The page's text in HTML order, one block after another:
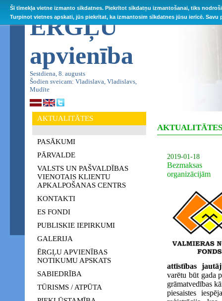
Šī tīmekļa vietne izmanto sīkdatnes. Piekrītot sīkdatņu izmantošanai, tiks
Turpinot vietnes apskati, jūs piekrītat, ka izmantosim sīkdatnes jūsu ierīcē.
ĒRGĻU
apvienība
Sestdiena, 8. augusts
Šodien sveicam: Vladislava, Vladislavs,
Mudīte
AKTUALITĀTES
PASĀKUMI
PĀRVALDE
VALSTS UN PAŠVALDĪBAS
VIENOTAIS KLIENTU
APKALPOŠANAS CENTRS
KONTAKTI
ES FONDI
PUBLISKIE IEPIRKUMI
GALERIJA
ĒRGĻU APVIENĪBAS
NOTIKUMU APSKATS
SABIEDRĪBA
TŪRISMS / ATPŪTA
AKTUALITĀTES
2019-01-18
Bezmaksas
organizācijām
attīstības
varētu būt gada
grāmatvedības
piesaistes